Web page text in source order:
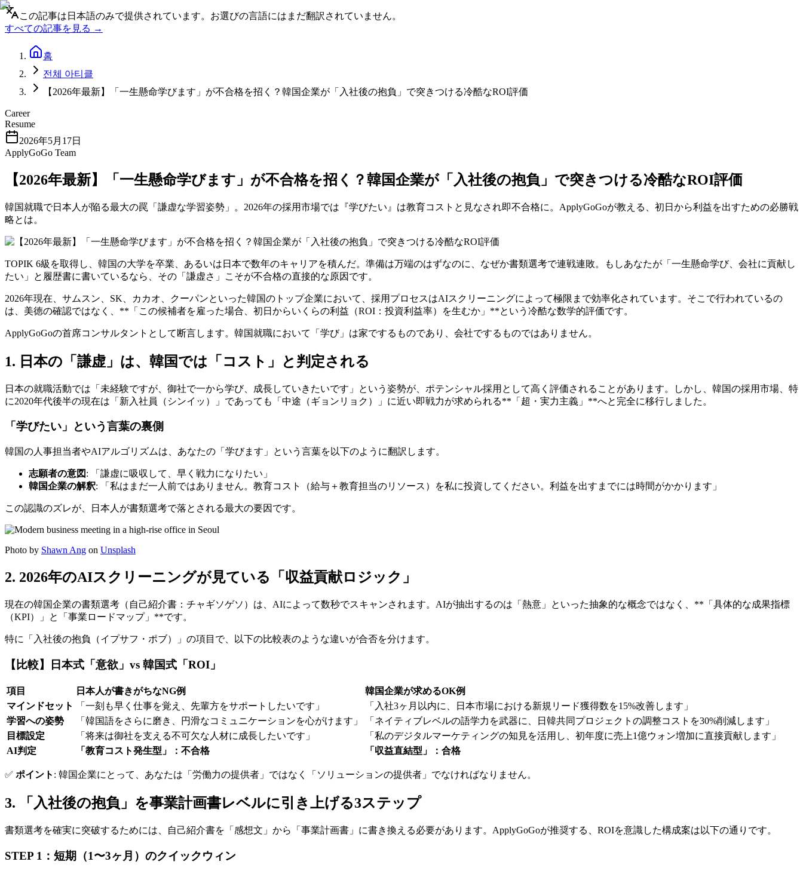
この記事は日本語のみで提供されています。お選びの言語にはまだ翻訳されていません。
すべての記事を見る →
홈
전체 아티클
【2026年最新】「一生懸命学びます」が不合格を招く？韓国企業が「入社後の抱負」で突きつける冷酷なROI評価
Career
Resume
2026年5月17日
ApplyGoGo Team
【2026年最新】「一生懸命学びます」が不合格を招く？韓国企業が「入社後の抱負」で突きつける冷酷なROI評価
韓国就職で日本人が陥る最大の罠「謙虚な学習姿勢」。2026年の採用市場では『学びたい』は教育コストと見なされ即不合格に。ApplyGoGoが教える、初日から利益を出すための必勝戦
略とは。
TOPIK 6級を取得し、韓国の大学を卒業、あるいは日本で数年のキャリアを積んだ。準備は万端のはずなのに、なぜか書類選考で連戦連敗。もしあなたが「一生懸命学び、会社に貢献し
たい」と履歴書に書いているなら、その「謙虚さ」こそが不合格の直接的な原因です。
2026年現在、サムスン、SK、カカオ、クーパンといった韓国のトップ企業において、採用プロセスはAIスクリーニングによって極限まで効率化されています。そこで行われているの
は、美徳の確認ではなく、**「この候補者を雇った場合、初日からいくらの利益（ROI：投資利益率）を生むか」**という冷酷な数学的評価です。
ApplyGoGoの首席コンサルタントとして断言します。韓国就職において「学び」は家でするものであり、会社でするものではありません。
1. 日本の「謙虚」は、韓国では「コスト」と判定される
日本の就職活動では「未経験ですが、御社で一から学び、成長していきたいです」という姿勢が、ポテンシャル採用として高く評価されることがあります。しかし、韓国の採用市場、特
に2020年代後半の現在は「新入社員（シンイッ）」であっても「中途（ギョンリョク）」に近い即戦力が求められる**「超・実力主義」**へと完全に移行しました。
「学びたい」という言葉の裏側
韓国の人事担当者やAIアルゴリズムは、あなたの「学びます」という言葉を以下のように翻訳します。
志願者の意図 : 「謙虚に吸収して、早く戦力になりたい」
韓国企業の解釈: 「私はまだ一人前ではありません。教育コスト（給与＋教育担当のリソース）を私に投資してください。利益を出すまでには時間がかかります」
この認識のズレが、日本人が書類選考で落とされる最大の要因です。
Photo by Shawn Ang on Unsplash
2. 2026年のAIスクリーニングが見ている「収益貢献ロジック」
現在の韓国企業の書類選考（自己紹介書：チャギソゲソ）は、AIによって数秒でスキャンされます。AIが抽出するのは「熱意」といった抽象的な概念ではなく、**「具体的な成果指標
（KPI）」と「事業ロードマップ」**です。
特に「入社後の抱負（イプサフ・ポブ）」の項目で、以下の比較表のような違いが合否を分けます。
【比較】日本式「意欲」vs 韓国式「ROI」
項目 日本人が書きがちなNG例
韓国企業が求めるOK例
マインドセット
「一刻も早く仕事を覚え、先輩方をサポートしたいです」
「入社3ヶ月以内に、日本市場における新規リード獲得数を15%改善します」
学習への姿勢
「韓国語をさらに磨き、円滑なコミュニケーションを心がけます」
「ネイティブレベルの語学力を武器に、日韓共同プロジェクトの調整コストを30%削減します」
目標設定
「将来は御社を支える不可欠な人材に成長したいです」
「私のデジタルマーケティングの知見を活用し、初年度に売上1億ウォン増加に直接貢献します」
AI判定
「教育コスト発生型」：不合格 「収益直結型」：合格
✅ ポイント : 韓国企業にとって、あなたは「労働力の提供者」ではなく「ソリューションの提供者」でなければなりません。
3. 「入社後の抱負」を事業計画書レベルに引き上げる3ステップ
書類選考を確実に突破するためには、自己紹介書を「感想文」から「事業計画書」に書き換える必要があります。ApplyGoGoが推奨する、ROIを意識した構成案は以下の通りです。
STEP 1：短期（1〜3ヶ月）のクイックウィン